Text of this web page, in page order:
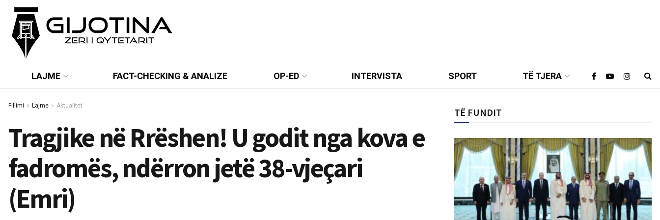
LAJME FACT-CHECKING & ANALIZE OP-ED INTERVISTA SPORT TË TJERA
Fillimi Lajme Aktualitet
Tragjike në Rrëshen! U godit nga kova e
fadromës, ndërron jetë 38-vjeçari
(Emri)
TË FUNDIT